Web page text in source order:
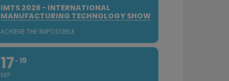
IMTS 2026 - INTERNATIONAL
MANUFACTURING TECHNOLOGY SHOW
ACHIEVE THE IMPOSSIBLE
17
SEP
19